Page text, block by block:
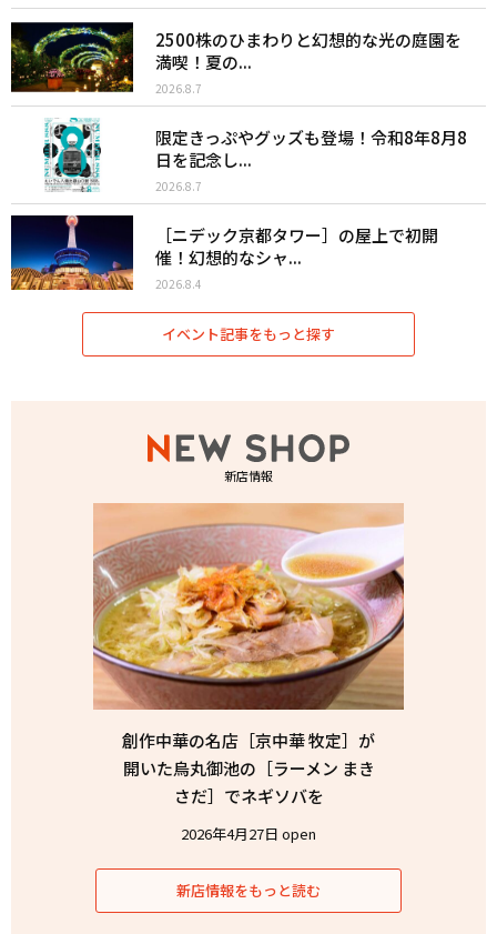
2500株のひまわりと幻想的な光の庭園を
満喫！夏の...
2026.8.7
限定きっぷやグッズも登場！令和8年8月8
日を記念し...
2026.8.7
［ニデック京都タワー］の屋上で初開
催！幻想的なシャ...
2026.8.4
イベント記事をもっと探す
新店情報
創作中華の名店［京中華 牧定］が
開いた烏丸御池の［ラーメン まき
さだ］でネギソバを
2026年4月27日 open
新店情報をもっと読む